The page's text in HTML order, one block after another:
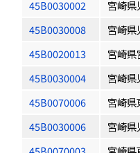
45B0030002
宮崎県
45B0030008
宮崎県
45B0020013
宮崎県
45B0030004
宮崎県
45B0070006
宮崎県
45B0030006
宮崎県